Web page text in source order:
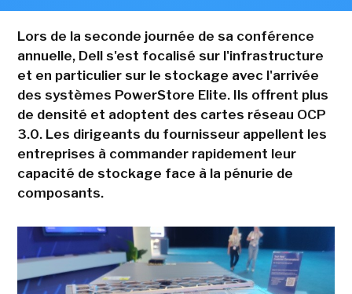
Lors de la seconde journée de sa conférence
annuelle, Dell s'est focalisé sur l'infrastructure
et en particulier sur le stockage avec l'arrivée
des systèmes PowerStore Elite. Ils offrent plus
de densité et adoptent des cartes réseau OCP
3.0. Les dirigeants du fournisseur appellent les
entreprises à commander rapidement leur
capacité de stockage face à la pénurie de
composants.